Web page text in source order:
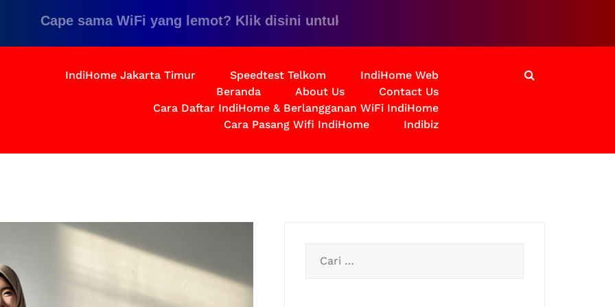
Cape sama WiFi yang lemot? Klik disini untuk solusinya
IndiHome Jakarta Timur Speedtest Telkom
IndiHome Web
Beranda
About Us
Contact Us
Cara Daftar IndiHome & Berlangganan WiFi IndiHome
Cara Pasang Wifi IndiHome
Indibiz
untuk: